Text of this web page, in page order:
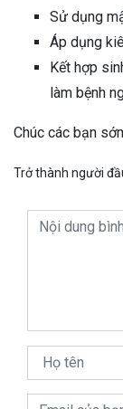
Sử dụng
Áp dụng
Kết hợp
làm bệnh
Chúc các bạn
Trở thành người